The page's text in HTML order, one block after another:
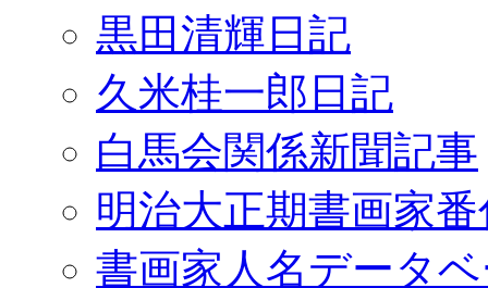
黒田清輝日記
久米桂一郎日記
白馬会関係新聞記事
明治大正期書画家
書画家人名データ